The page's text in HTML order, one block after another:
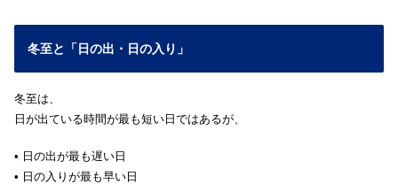
冬至と「日の出・日の入り」
冬至は、
日が出ている時間が最も短い日ではあるが、
• 日の出が最も遅い日
• 日の入りが最も早い日